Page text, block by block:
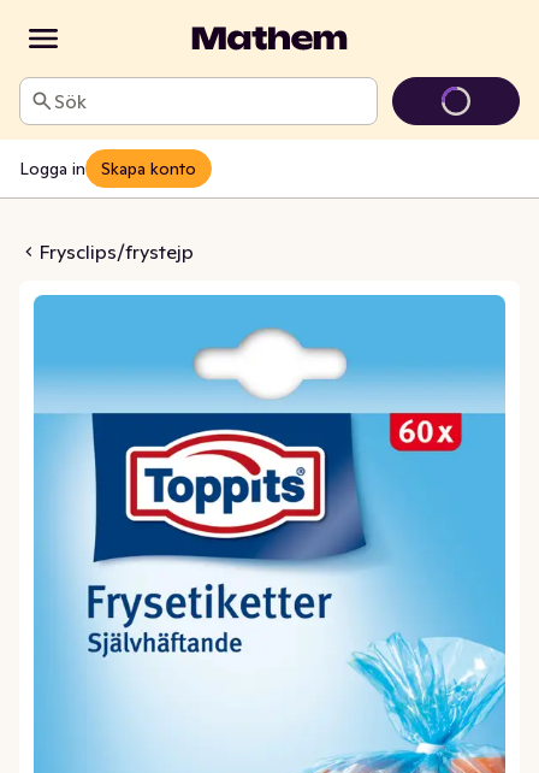
Sök
Logga in Skapa konto
Frysclips/frystejp